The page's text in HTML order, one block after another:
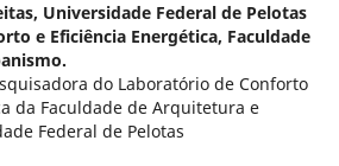
Universidade Federal de Pelotas
e Eficiência Energética, Faculdade
do Laboratório de Conforto
da Faculdade de Arquitetura e
Federal de Pelotas